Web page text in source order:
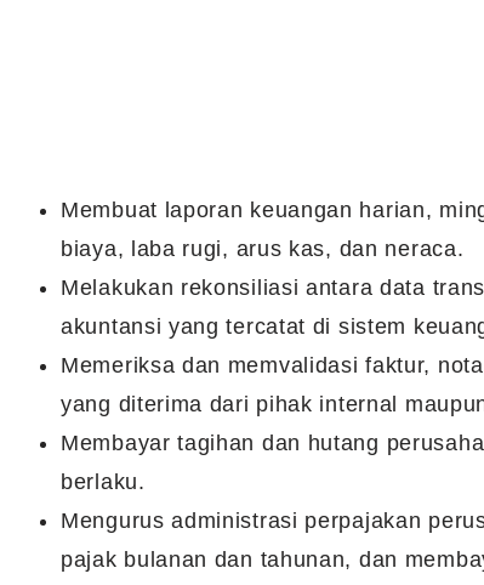
Membuat laporan keuangan harian,
biaya, laba rugi, arus kas, dan neraca.
Melakukan rekonsiliasi antara data
akuntansi yang tercatat di sistem
Memeriksa dan memvalidasi faktur,
yang diterima dari pihak internal
Membayar tagihan dan hutang
berlaku.
Mengurus administrasi perpajakan
pajak bulanan dan tahunan, dan